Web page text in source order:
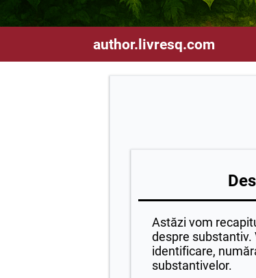
author.livresq.com
Astăzi vom
despre substantiv.
identificare,
substantivelor.